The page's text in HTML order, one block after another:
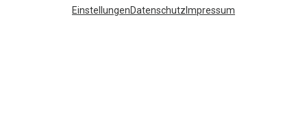
EinstellungenDatenschutz Impressum